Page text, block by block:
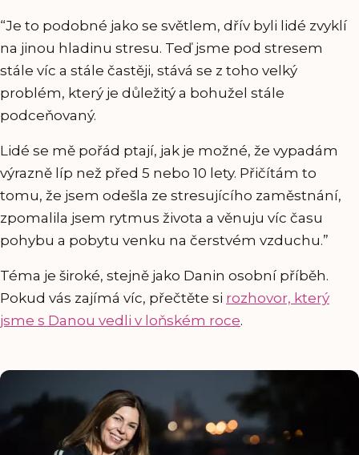
“Je to podobné jako se světlem, dřív byli lidé zvyklí
na jinou hladinu stresu. Teď jsme pod stresem
stále víc a stále častěji, stává se z toho velký
problém, který je důležitý a bohužel stále
podceňovaný.
Lidé se mě pořád ptají, jak je možné, že vypadám
výrazně líp než před 5 nebo 10 lety. Přičítám to
tomu, že jsem odešla ze stresujícího zaměstnání,
zpomalila jsem rytmus života a věnuju víc času
pohybu a pobytu venku na čerstvém vzduchu.”
Téma je široké, stejně jako Danin osobní příběh.
Pokud vás zajímá víc, přečtěte si rozhovor, který
jsme s Danou vedli v loňském roce.